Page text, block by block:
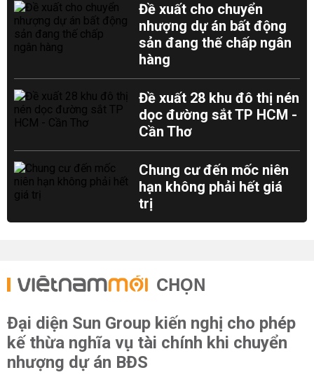
Đề xuất cho chuyển
nhượng dự án bất động
sản đang thế chấp ngân
hàng
Đề xuất 28 khu đô thị nén
dọc đường sắt TP HCM -
Cần Thơ
Chung cư đến mốc niên
hạn không phải hết giá
trị
CHỌN
Đại diện Sun Group kiến nghị cho phép
kế thừa nghĩa vụ tài chính khi chuyển
nhượng dự án BĐS